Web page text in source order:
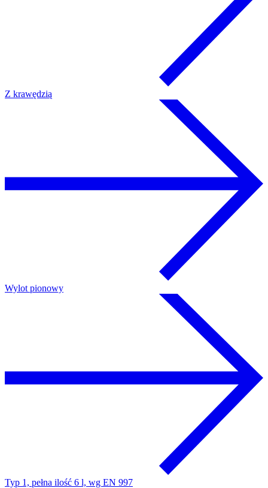
Z krawędzią
Wylot pionowy
Typ 1, pełna ilość 6 l, wg EN 997